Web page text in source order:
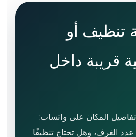
تنظيف أو
قريبة داخل
المكان على واتساب:
عدد الغرف، وهل تحتاج تنظيفًا